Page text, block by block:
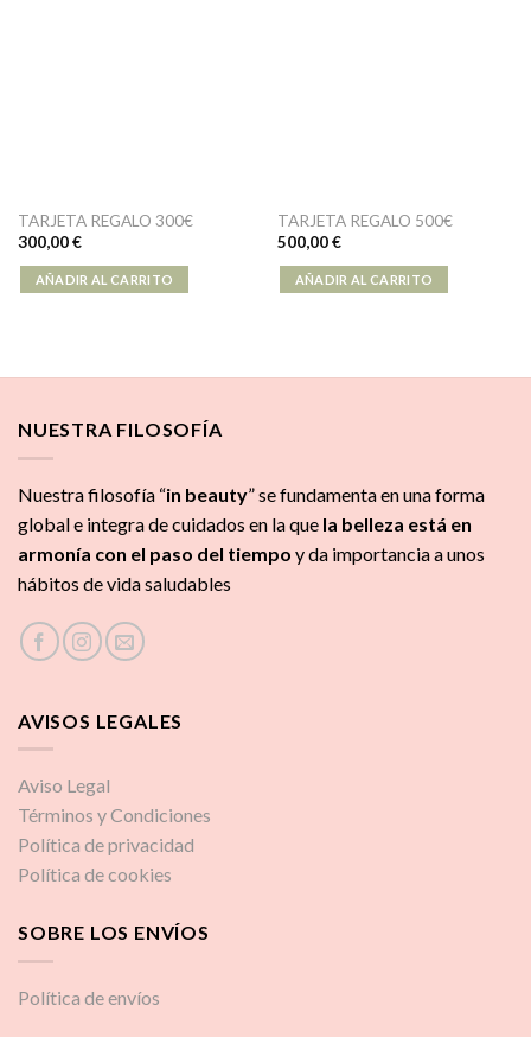
TARJETA REGALO 300€
300,00€
AÑADIR AL CARRITO
TARJETA REGALO 500€
500,00€
AÑADIR AL CARRITO
NUESTRA FILOSOFÍA
Nuestra filosofía “in beauty” se fundamenta en una forma
global e integra de cuidados en la que la belleza está en
armonía con el paso del tiempo y da importancia a unos
hábitos de vida saludables
AVISOS LEGALES
Aviso Legal
Términos y Condiciones
Política de privacidad
Política de cookies
SOBRE LOS ENVÍOS
Política de envíos